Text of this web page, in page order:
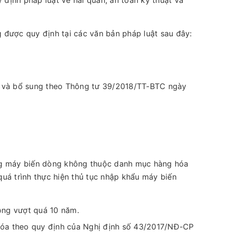
quy định tại các văn bản pháp luật sau đây:
bổ sung theo Thông tư 39/2018/TT-BTC ngày
biến dòng không thuộc danh mục hàng hóa
trình thực hiện thủ tục nhập khẩu máy biến
vượt quá 10 năm.
theo quy định của Nghị định số 43/2017/NĐ-CP